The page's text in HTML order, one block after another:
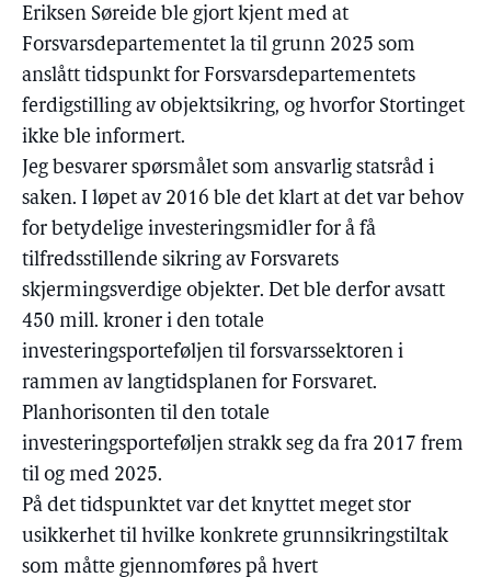
Eriksen Søreide ble gjort kjent med at
Forsvarsdepartementet la til grunn 2025 som
anslått tidspunkt for Forsvarsdepartementets
ferdigstilling av objektsikring, og hvorfor Stortinget
ikke ble informert.
Jeg besvarer spørsmålet som ansvarlig statsråd i
saken. I løpet av 2016 ble det klart at det var behov
for betydelige investeringsmidler for å få
tilfredsstillende sikring av Forsvarets
skjermingsverdige objekter. Det ble derfor avsatt
450 mill. kroner i den totale
investeringsporteføljen til forsvarssektoren i
rammen av langtidsplanen for Forsvaret.
Planhorisonten til den totale
investeringsporteføljen strakk seg da fra 2017 frem
til og med 2025.
På det tidspunktet var det knyttet meget stor
usikkerhet til hvilke konkrete grunnsikringstiltak
som måtte gjennomføres på hvert